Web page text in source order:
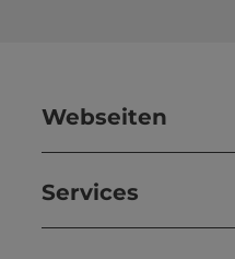
Webseiten
Services